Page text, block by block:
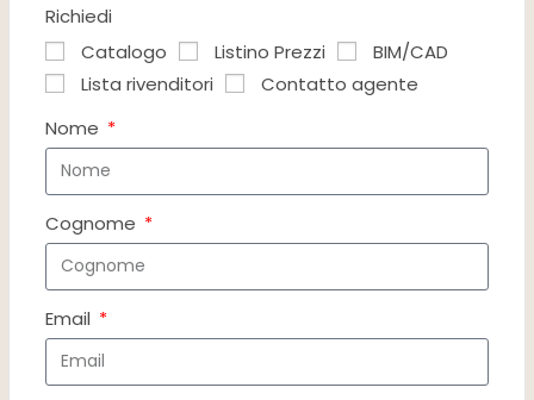
Richiedi
Catalogo
Listino Prezzi
BIM/CAD
Lista rivenditori
Contatto agente
Nome
Cognome
Email